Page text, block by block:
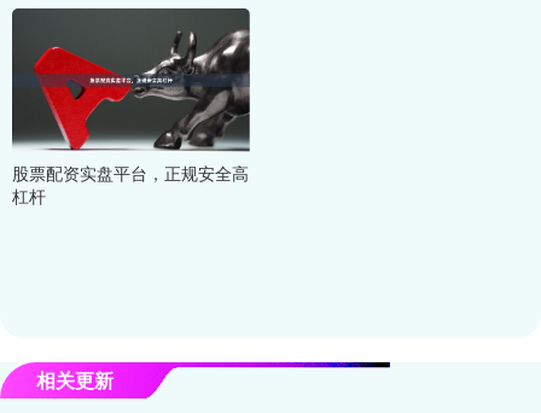
股票配资实盘平台，正规安全高
杠杆
相关更新